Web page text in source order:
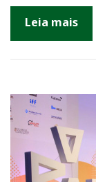
Leia mais